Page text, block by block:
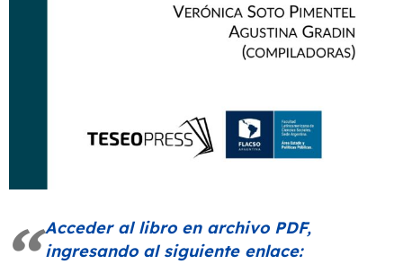
Acceder al libro en archivo PDF,
ingresando al siguiente enlace: